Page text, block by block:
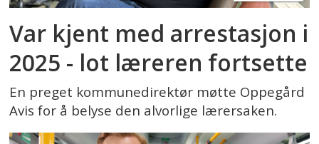
Var kjent med arrestasjon i
2025 - lot læreren fortsette
En preget kommunedirektør møtte Oppegård
Avis for å belyse den alvorlige lærersaken.